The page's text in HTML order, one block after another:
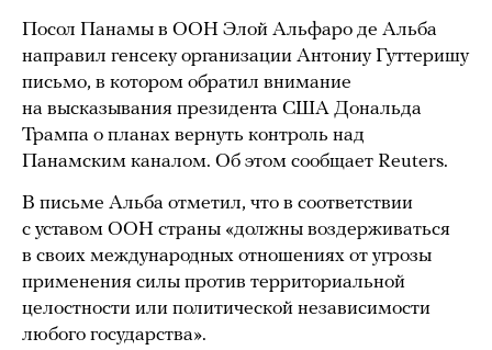
Посол Панамы в ООН Элой Альфаро де Альба
направил генсеку организации Антониу Гуттеришу
письмо, в котором обратил внимание
на высказывания президента США Дональда
Трампа о планах вернуть контроль над
Панамским каналом. Об этом сообщает Reuters.
В письме Альба отметил, что в соответствии
с уставом ООН страны «должны воздерживаться
в своих международных отношениях от угрозы
применения силы против территориальной
целостности или политической независимости
любого государства».